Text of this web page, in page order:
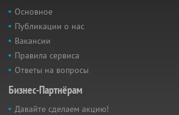
Основное
Публикации о нас
Вакансии
Правила сервиса
Ответы на вопросы
Бизнес-Партнёрам
Давайте сделаем акцию!